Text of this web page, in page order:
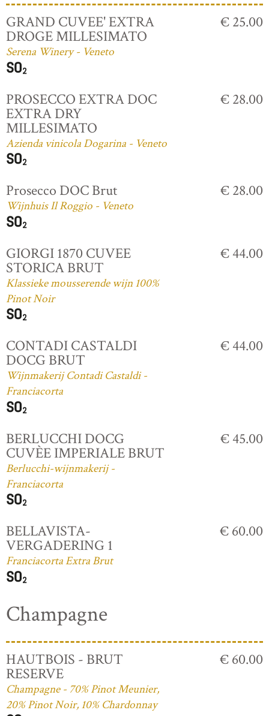
GRAND CUVEE' EXTRA
DROGE MILLESIMATO
Serena Winery - Veneto
€ 25.00
PROSECCO EXTRA DOC
EXTRA DRY
MILLESIMATO
Azienda vinicola Dogarina - Veneto
€ 28.00
Prosecco DOC Brut
Wijnhuis Il Roggio - Veneto
€ 28.00
GIORGI 1870 CUVEE
STORICA BRUT
Klassieke mousserende wijn 100%
Pinot Noir
€ 44.00
CONTADI CASTALDI
DOCG BRUT
Wijnmakerij Contadi Castaldi -
Franciacorta
€ 44.00
BERLUCCHI DOCG
CUVÈE IMPERIALE BRUT
Berlucchi-wijnmakerij -
Franciacorta
€ 45.00
BELLAVISTA-
VERGADERING 1
Franciacorta Extra Brut
€ 60.00
Champagne
HAUTBOIS - BRUT
RESERVE
Champagne - 70% Pinot Meunier,
20% Pinot Noir, 10% Chardonnay
€ 60.00